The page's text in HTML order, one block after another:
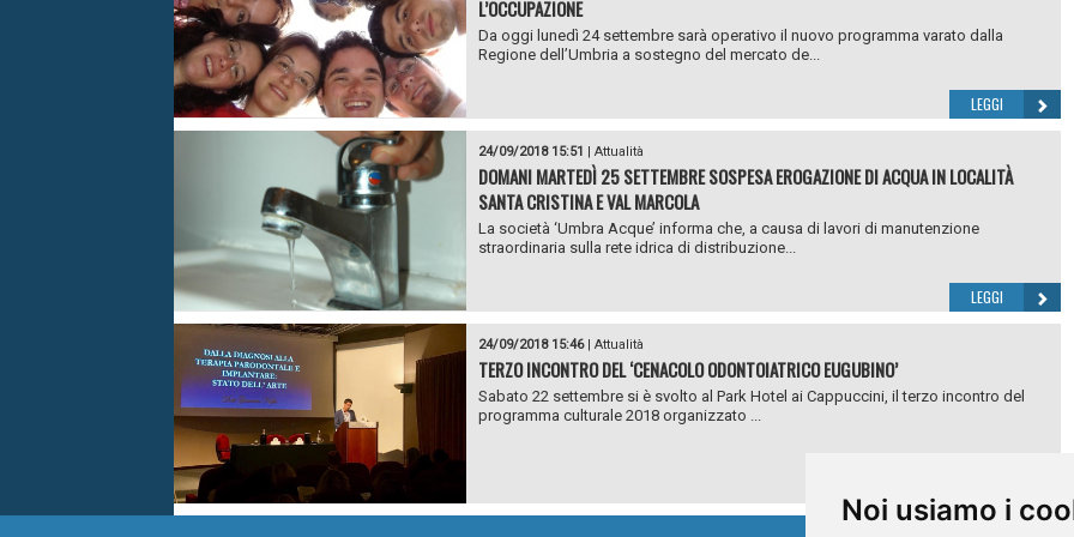
Noi usiamo i
L’OCCUPAZIONE
Da oggi lunedì 24 settembre sarà operativo il nuovo programma varato dalla
Regione dell’Umbria a sostegno del mercato de...
LEGGI
24/09/2018 15:51 | Attualità
DOMANI MARTEDÌ 25 SETTEMBRE SOSPESA EROGAZIONE DI ACQUA IN LOCALITÀ
SANTA CRISTINA E VAL MARCOLA
La società ‘Umbra Acque’ informa che, a causa di lavori di manutenzione
straordinaria sulla rete idrica di distribuzione...
LEGGI
24/09/2018 15:46| Attualità
TERZO INCONTRO DEL ‘CENACOLO ODONTOIATRICO EUGUBINO’
Sabato 22 settembre si è svolto al Park Hotel ai Cappuccini, il terzo incontro del
programma culturale 2018 organizzato ...